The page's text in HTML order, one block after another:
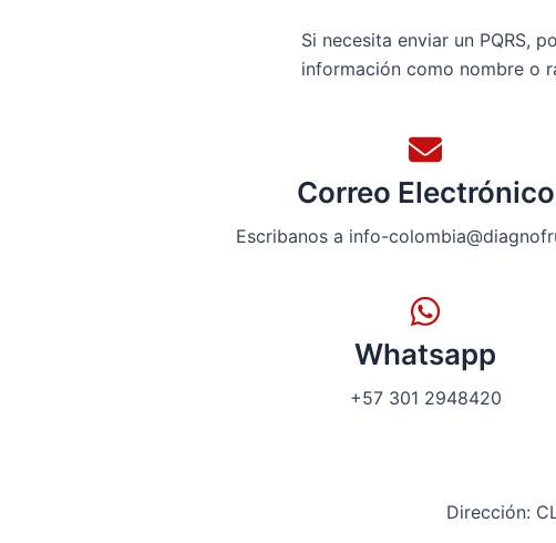
Si necesita enviar un PQRS,
información como nombre o
Correo Electrónico
Escribanos a info-
Whatsapp
+57 301 2948420
Dirección: